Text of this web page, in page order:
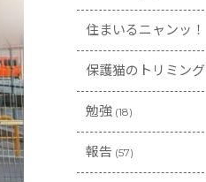
住まいるニャンッ！
保護猫のトリミング
勉強 (18)
報告 (57)